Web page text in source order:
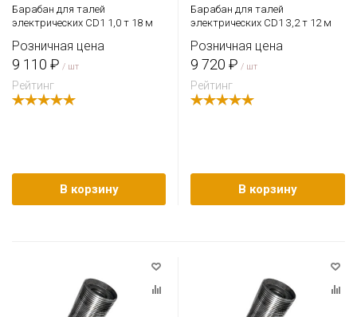
Барабан для талей
электрических CD1 1,0 т 18 м
Розничная цена
9 110 ₽ / шт
Рейтинг
В корзину
Барабан для талей
электрических CD1 3,2 т 12 м
Розничная цена
9 720 ₽ / шт
Рейтинг
В корзину